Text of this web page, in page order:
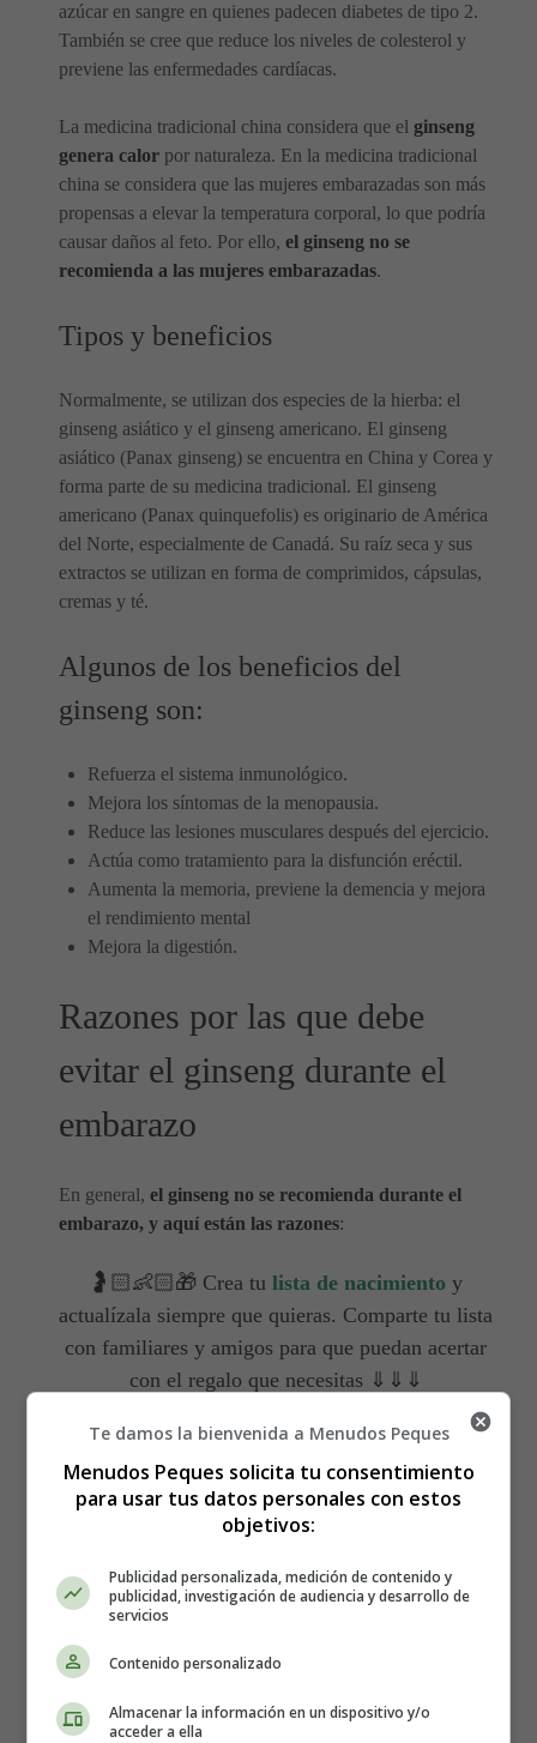
azúcar en sangre en quienes padecen diabetes de tipo 2.
También se cree que reduce los niveles de colesterol y
previene las enfermedades cardíacas.
La medicina tradicional china considera que el ginseng
genera calor por naturaleza. En la medicina tradicional
china se considera que las mujeres embarazadas son más
propensas a elevar la temperatura corporal, lo que podría
causar daños al feto. Por ello, el ginseng no se
recomienda a las mujeres embarazadas.
Tipos y beneficios
Normalmente, se utilizan dos especies de la hierba: el
ginseng asiático y el ginseng americano. El ginseng
asiático (Panax ginseng) se encuentra en China y Corea y
forma parte de su medicina tradicional. El ginseng
americano (Panax quinquefolis) es originario de América
del Norte, especialmente de Canadá. Su raíz seca y sus
extractos se utilizan en forma de comprimidos, cápsulas,
cremas y té.
Algunos de los beneficios del
ginseng son:
Refuerza el sistema inmunológico.
Mejora los síntomas de la menopausia.
Reduce las lesiones musculares después del ejercicio.
Actúa como tratamiento para la disfunción eréctil.
Aumenta la memoria, previene la demencia y mejora
el rendimiento mental
Mejora la digestión.
Razones por las que debe
evitar el ginseng durante el
embarazo
En general, el ginseng no se recomienda durante el
embarazo, y aquí están las razones:
🤰🏻👶🏻🎁 Crea tu lista de nacimiento y
actualízala siempre que quieras. Comparte tu lista
con familiares y amigos para que puedan acertar
con el regalo que necesitas ⇓⇓⇓
Te damos la bienvenida a Menudos Peques
Menudos Peques solicita tu consentimiento
para usar tus datos personales con estos
objetivos:
Publicidad personalizada, medición de contenido y
publicidad, investigación de audiencia y desarrollo de
servicios
Contenido personalizado
Almacenar la información en un dispositivo y/o
acceder a ella